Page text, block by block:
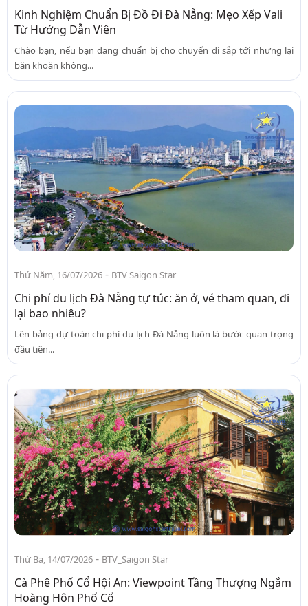
Kinh Nghiệm Chuẩn Bị Đồ Đi Đà Nẵng: Mẹo Xếp Vali
Từ Hướng Dẫn Viên
Chào bạn, nếu bạn đang chuẩn bị cho chuyến đi sắp tới nhưng lại
băn khoăn không...
Thứ Năm, 16/07/2026 - BTV Saigon Star
Chi phí du lịch Đà Nẵng tự túc: ăn ở, vé tham quan, đi
lại bao nhiêu?
Lên bảng dự toán chi phí du lịch Đà Nẵng luôn là bước quan trọng
đầu tiên...
Thứ Ba, 14/07/2026 - BTV_Saigon Star
Cà Phê Phố Cổ Hội An: Viewpoint Tầng Thượng Ngắm
Hoàng Hôn Phố Cổ